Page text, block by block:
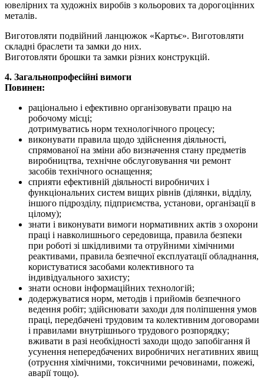
ювелірних та художніх виробів з кольорових та дорогоцінних
металів.
Виготовляти подвійний ланцюжок «Картьє». Виготовляти
складні браслети та замки до них.
Виготовляти брошки та замки різних конструкцій.
4. Загальнопрофесійні вимоги
Повинен:
раціонально і ефективно організовувати працю на
робочому місці;
дотримуватись норм технологічного процесу;
виконувати правила щодо здійснення діяльності,
спрямованої на зміни або визначення стану предметів
виробництва, технічне обслуговування чи ремонт
засобів технічного оснащення;
сприяти ефективній діяльності виробничих і
функціональних систем вищих рівнів (ділянки, відділу,
іншого підрозділу, підприємства, установи, організації в
цілому);
знати і виконувати вимоги нормативних актів з охорони
праці і навколишнього середовища, правила безпеки
при роботі зі шкідливими та отруйними хімічними
реактивами, правила безпечної експлуатації обладнання,
користуватися засобами колективного та
індивідуального захисту;
знати основи інформаційних технологій;
додержуватися норм, методів і прийомів безпечного
ведення робіт; здійснювати заходи для поліпшення умов
праці, передбачені трудовим та колективним договорами
і правилами внутрішнього трудового розпорядку;
вживати в разі необхідності заходи щодо запобігання й
усунення непередбачених виробничих негативних явищ
(отруєння хімічними, токсичними речовинами, пожежі,
аварії тощо).